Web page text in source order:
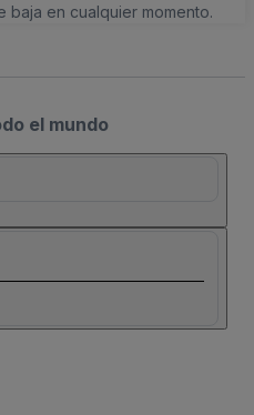
en cualquier momento.
el mundo